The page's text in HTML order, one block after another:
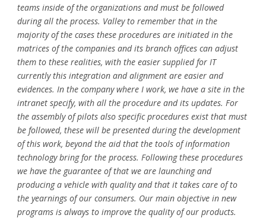
teams inside of the organizations and must be followed
during all the process. Valley to remember that in the
majority of the cases these procedures are initiated in the
matrices of the companies and its branch offices can adjust
them to these realities, with the easier supplied for IT
currently this integration and alignment are easier and
evidences. In the company where I work, we have a site in the
intranet specify, with all the procedure and its updates. For
the assembly of pilots also specific procedures exist that must
be followed, these will be presented during the development
of this work, beyond the aid that the tools of information
technology bring for the process. Following these procedures
we have the guarantee of that we are launching and
producing a vehicle with quality and that it takes care of to
the yearnings of our consumers. Our main objective in new
programs is always to improve the quality of our products.